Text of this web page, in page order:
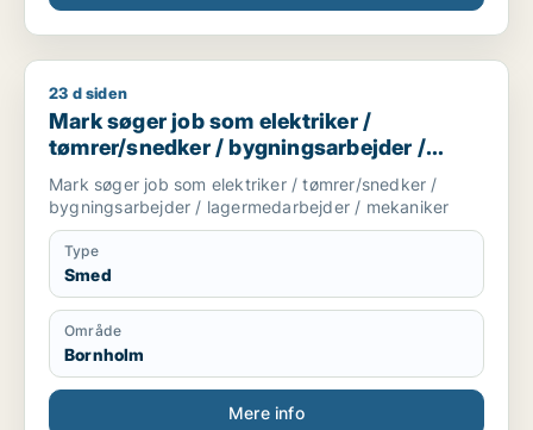
Mark søger job som elektriker / tømrer/snedker /
23 d siden
Mark søger job som elektriker /
tømrer/snedker / bygningsarbejder /
lagermedarbejder / mekaniker
Mark søger job som elektriker / tømrer/snedker /
bygningsarbejder / lagermedarbejder / mekaniker
Type
Smed
Område
Bornholm
Mere info